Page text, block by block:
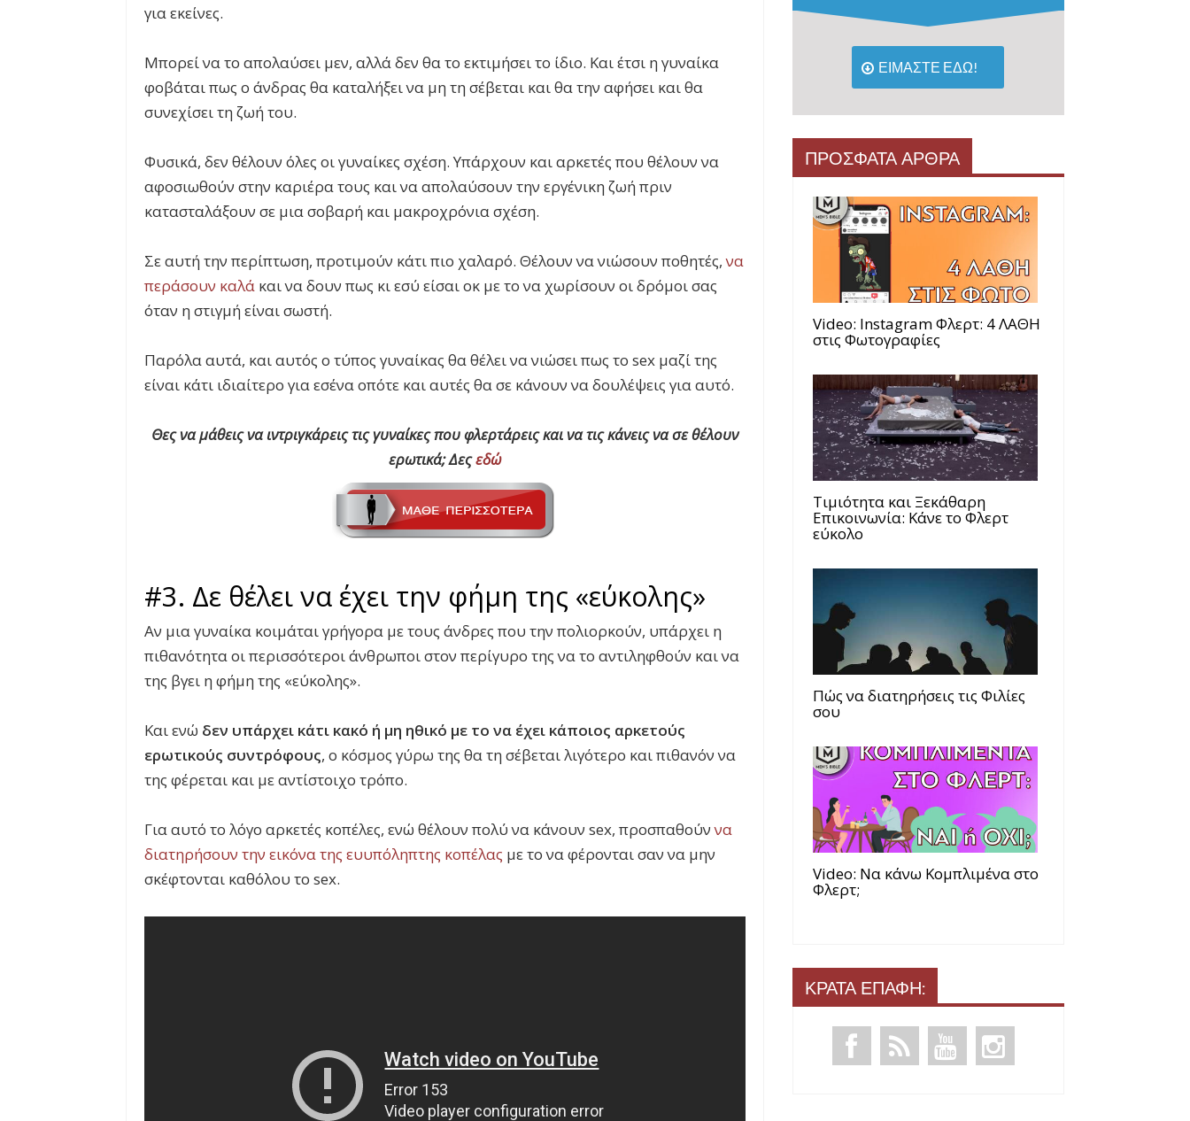
για εκείνες.
Μπορεί να το απολαύσει μεν, αλλά δεν θα το εκτιμήσει το ίδιο. Και έτσι η γυναίκα
φοβάται πως ο άνδρας θα καταλήξει να μη τη σέβεται και θα την αφήσει και θα
συνεχίσει τη ζωή του.
Φυσικά, δεν θέλουν όλες οι γυναίκες σχέση. Υπάρχουν και αρκετές που θέλουν να
αφοσιωθούν στην καριέρα τους και να απολαύσουν την εργένικη ζωή πριν
κατασταλάξουν σε μια σοβαρή και μακροχρόνια σχέση.
Σε αυτή την περίπτωση, προτιμούν κάτι πιο χαλαρό. Θέλουν να νιώσουν ποθητές,να
περάσουν καλά και να δουν πως κι εσύ είσαι οκ με το να χωρίσουν οι δρόμοι σας
όταν η στιγμή είναι σωστή.
Παρόλα αυτά, και αυτός ο τύπος γυναίκας θα θέλει να νιώσει πως το sex μαζί της
είναι κάτι ιδιαίτερο για εσένα οπότε και αυτές θα σε κάνουν να δουλέψεις για αυτό.
Θες να μάθεις να ιντριγκάρεις τις γυναίκες που φλερτάρεις και να τις κάνεις να σε θέλουν
ερωτικά; Δεςεδώ
#3. Δε θέλει να έχει την φήμη της «εύκολης»
Αν μια γυναίκα κοιμάται γρήγορα με τους άνδρες που την πολιορκούν, υπάρχει η
πιθανότητα οι περισσότεροι άνθρωποι στον περίγυρο της να το αντιληφθούν και να
της βγει η φήμη της «εύκολης».
Και ενώ δεν υπάρχει κάτι κακό ή μη ηθικό με το να έχει κάποιος αρκετούς
ερωτικούς συντρόφους, ο κόσμος γύρω της θα τη σέβεται λιγότερο και πιθανόν να
της φέρεται και με αντίστοιχο τρόπο.
Για αυτό το λόγο αρκετές κοπέλες, ενώ θέλουν πολύ να κάνουν sex, προσπαθούννα
διατηρήσουν την εικόνα της ευυπόληπτης κοπέλας με το να φέρονται σαν να μην
σκέφτονται καθόλου το sex.
ΕΙΜΑΣΤΕ ΕΔΩ!
ΠΡΟΣΦΑΤΑ ΑΡΘΡΑ
Video: Instagram Φλερτ: 4 ΛΑΘΗ
στις Φωτογραφίες
Τιμιότητα και Ξεκάθαρη
Επικοινωνία: Κάνε το Φλερτ
εύκολο
Πώς να διατηρήσεις τις Φιλίες
σου
Video: Να κάνω Κομπλιμένα στο
Φλερτ;
ΚΡΑΤΑ ΕΠΑΦΗ: